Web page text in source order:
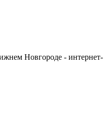
Новгороде - интернет-